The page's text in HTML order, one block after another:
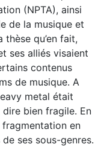
(NPTA), ainsi
de la musique et
qu’en fait,
ses alliés visaient
contenus
de musique. A
metal était
bien fragile. En
fragmentation en
ses sous-genres.